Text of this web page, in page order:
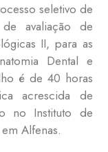
seletivo de
avaliação de
II, para as
Dental e
é de 40 horas
acrescida de
no Instituto de
Alfenas.